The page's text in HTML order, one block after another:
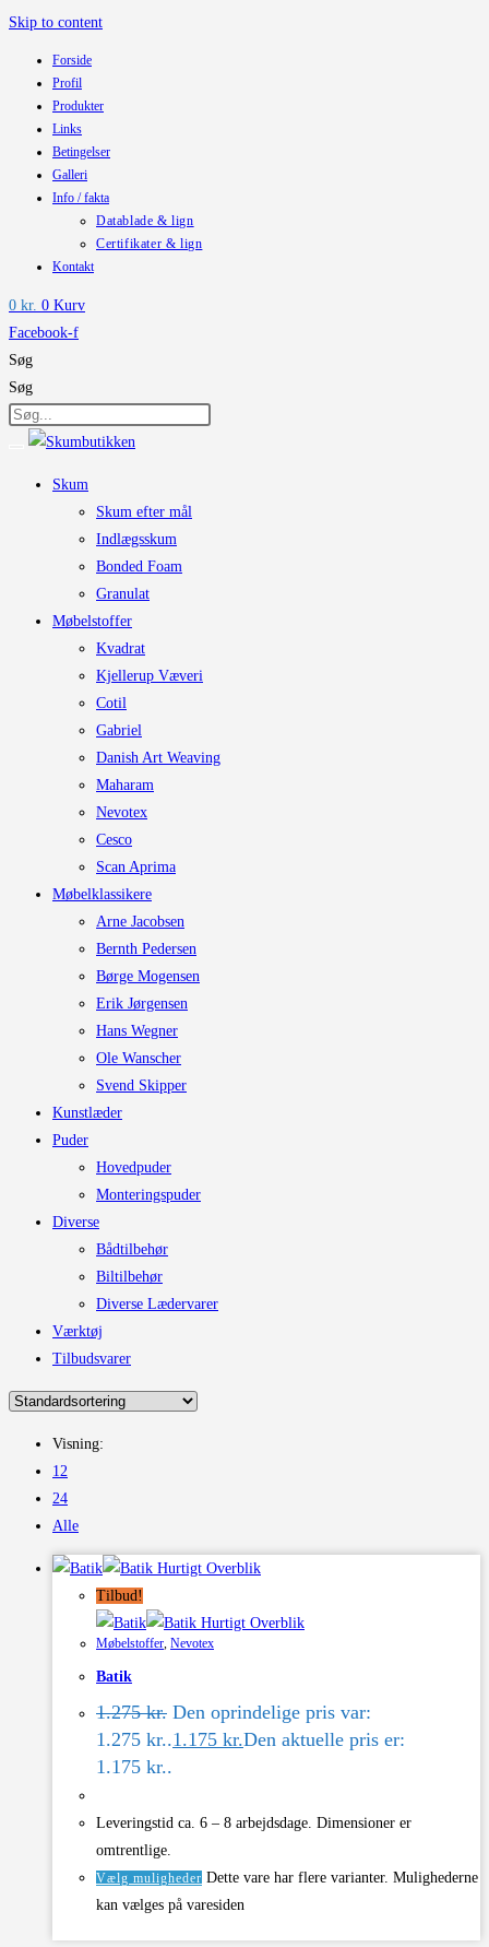
Skip to content
Forside
Profil
Produkter
Links
Betingelser
Galleri
Info / fakta
Datablade & lign
Certifikater & lign
Kontakt
0 kr. 0 Kurv
Facebook-f
Søg
Søg
Skum
Skum efter mål
Indlægsskum
Bonded Foam
Granulat
Møbelstoffer
Kvadrat
Kjellerup Væveri
Cotil
Gabriel
Danish Art Weaving
Maharam
Nevotex
Cesco
Scan Aprima
Møbelklassikere
Arne Jacobsen
Bernth Pedersen
Børge Mogensen
Erik Jørgensen
Hans Wegner
Ole Wanscher
Svend Skipper
Kunstlæder
Puder
Hovedpuder
Monteringspuder
Diverse
Bådtilbehør
Biltilbehør
Diverse Lædervarer
Værktøj
Tilbudsvarer
Visning:
12
24
Alle
Hurtigt Overblik
Tilbud!
Hurtigt Overblik
Møbelstoffer, Nevotex
Batik
1.275kr. Den oprindelige pris var:
1.275 kr..1.175 kr.Den aktuelle pris er:
1.175 kr..
Leveringstid ca. 6 – 8 arbejdsdage. Dimensioner er
omtrentlige.
Vælg muligheder Dette vare har flere varianter. Mulighederne
kan vælges på varesiden